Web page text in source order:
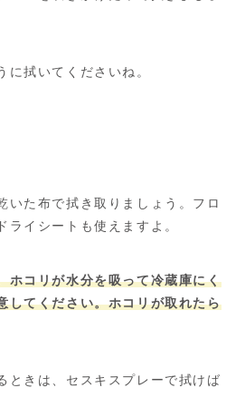
に拭いてくださいね。
いた布で拭き取りましょう。フロ
ライシートも使えますよ。
ホコリが水分を吸って冷蔵庫にく
してください。ホコリが取れたら
ときは、セスキスプレーで拭けば